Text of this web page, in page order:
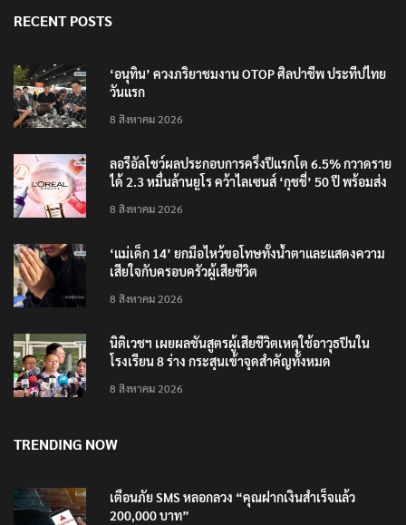
RECENT POSTS
‘อนุทิน’ ควงภริยาชมงาน OTOP ศิลปาชีพ ประทีปไทย
วันแรก
8 สิงหาคม 2026
ลอรีอัลโชว์ผลประกอบการครึ่งปีแรกโต 6.5% กวาดราย
ได้ 2.3 หมื่นล้านยูโร คว้าไลเซนส์ ‘กุชชี่’ 50 ปี พร้อมส่ง
8 สิงหาคม 2026
‘แม่เด็ก 14’ ยกมือไหว้ขอโทษทั้งน้ำตาและแสดงความ
เสียใจกับครอบครัวผู้เสียชีวิต
8 สิงหาคม 2026
นิติเวชฯ เผยผลชันสูตรผู้เสียชีวิตเหตุใช้อาวุธปืนใน
โรงเรียน 8 ร่าง กระสุนเข้าจุดสำคัญทั้งหมด
8 สิงหาคม 2026
TRENDING NOW
เตือนภัย SMS หลอกลวง “คุณฝากเงินสำเร็จแล้ว
200,000 บาท”